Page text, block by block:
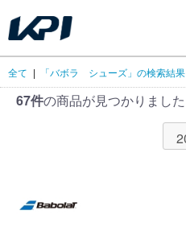
全て | 「バボラ シューズ」の検索結果
67件の商品が見つかりました